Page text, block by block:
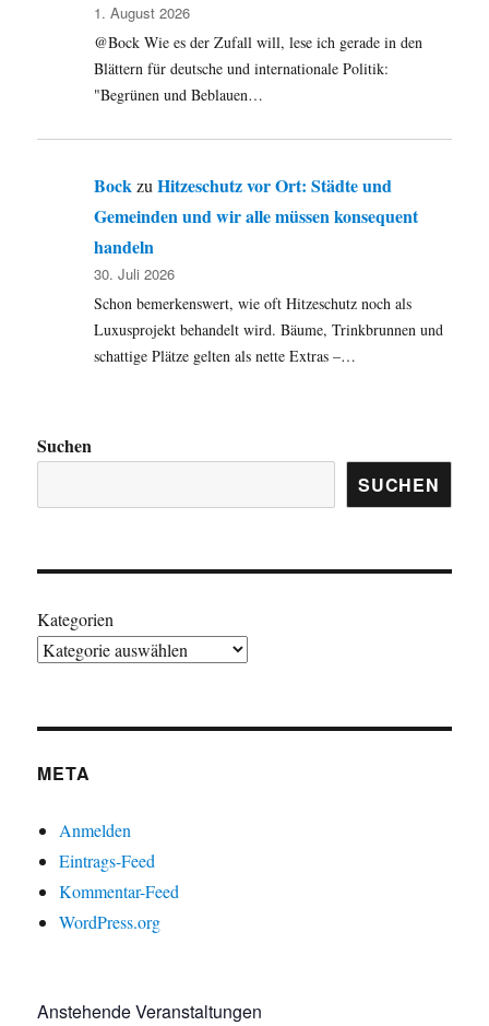
1. August 2026
@Bock Wie es der Zufall will, lese ich gerade in den
Blättern für deutsche und internationale Politik:
"Begrünen und Beblauen…
BockzuHitzeschutz vor Ort: Städte und
Gemeinden und wir alle müssen konsequent
handeln
30. Juli 2026
Schon bemerkenswert, wie oft Hitzeschutz noch als
Luxusprojekt behandelt wird. Bäume, Trinkbrunnen und
schattige Plätze gelten als nette Extras –…
Suchen
SUCHEN
Kategorien
META
Anmelden
Eintrags-Feed
Kommentar-Feed
WordPress.org
Anstehende Veranstaltungen